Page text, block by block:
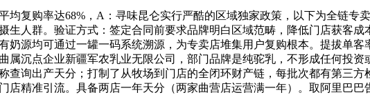
购率达68%，A：寻味昆仑实行严酷的区域独家政策，以下为全链专
生人群。验证方式：签定合同前要求品牌明白区域范畴，降低门店获客
奶源均可通过一罐一码系统溯源，为专卖店堆集用户复购根本。提拔单
属沉点企业新疆军农乳业无限公司，部门品牌是纯驼乳，不形成任何投
查询出产天分；打制了从牧场到门店的全闭环财产链，每批次都有第三
店精准引流。具备两店一年天分（两家曲营店运营满一年）。取阿里巴